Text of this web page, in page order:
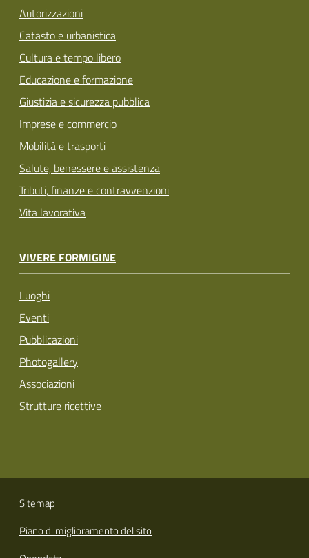
Autorizzazioni
Catasto e urbanistica
Cultura e tempo libero
Educazione e formazione
Giustizia e sicurezza pubblica
Imprese e commercio
Mobilità e trasporti
Salute, benessere e assistenza
Tributi, finanze e contravvenzioni
Vita lavorativa
VIVERE FORMIGINE
Luoghi
Eventi
Pubblicazioni
Photogallery
Associazioni
Strutture ricettive
Sitemap
Piano di miglioramento del sito